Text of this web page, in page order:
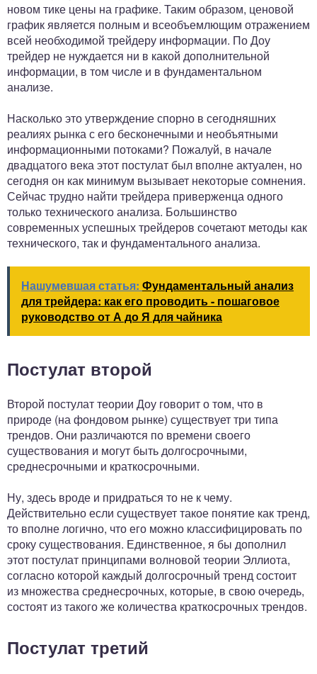
новом тике цены на графике. Таким образом, ценовой
график является полным и всеобъемлющим отражением
всей необходимой трейдеру информации. По Доу
трейдер не нуждается ни в какой дополнительной
информации, в том числе и в фундаментальном
анализе.
Насколько это утверждение спорно в сегодняшних
реалиях рынка с его бесконечными и необъятными
информационными потоками? Пожалуй, в начале
двадцатого века этот постулат был вполне актуален, но
сегодня он как минимум вызывает некоторые сомнения.
Сейчас трудно найти трейдера приверженца одного
только технического анализа. Большинство
современных успешных трейдеров сочетают методы как
технического, так и фундаментального анализа.
Нашумевшая статья: Фундаментальный анализ
для трейдера: как его проводить - пошаговое
руководство от А до Я для чайника
Постулат второй
Второй постулат теории Доу говорит о том, что в
природе (на фондовом рынке) существует три типа
трендов. Они различаются по времени своего
существования и могут быть долгосрочными,
среднесрочными и краткосрочными.
Ну, здесь вроде и придраться то не к чему.
Действительно если существует такое понятие как тренд,
то вполне логично, что его можно классифицировать по
сроку существования. Единственное, я бы дополнил
этот постулат принципами волновой теории Эллиота,
согласно которой каждый долгосрочный тренд состоит
из множества среднесрочных, которые, в свою очередь,
состоят из такого же количества краткосрочных трендов.
Постулат третий